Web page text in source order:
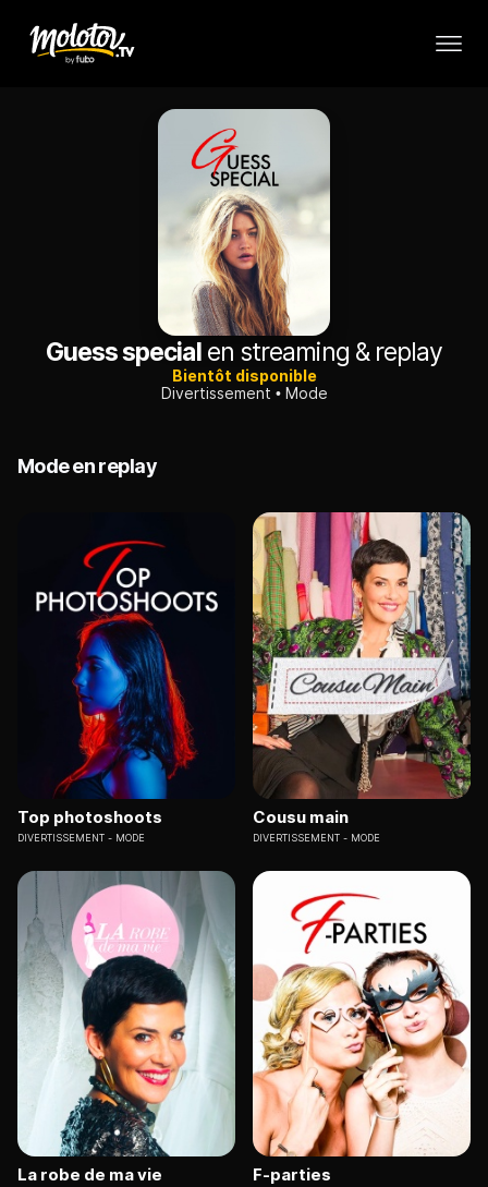
Guess specialen streaming & replay
Bientôt disponible
Divertissement
Mode
Mode en replay
Top photoshoots
DIVERTISSEMENT MODE
Cousu main
DIVERTISSEMENT MODE
La robe de ma vie F-parties